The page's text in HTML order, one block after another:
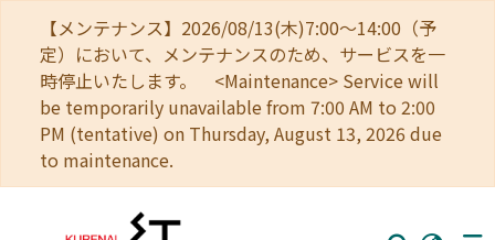
【メンテナンス】2026/08/13(木)7:00～14:00（予
定）において、メンテナンスのため、サービスを一
時停止いたします。 <Maintenance> Service will
be temporarily unavailable from 7:00 AM to 2:00
PM (tentative) on Thursday, August 13, 2026 due
to maintenance.